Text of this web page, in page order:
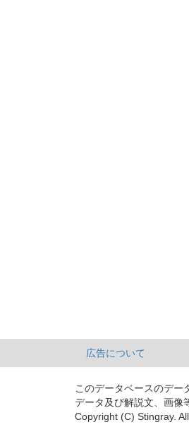
広告について
このデータベースのデー
データ及び解説文、画像
Copyright (C) Stingray.